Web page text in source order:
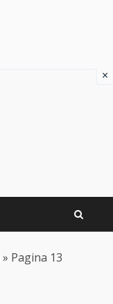
» Pagina 13
×